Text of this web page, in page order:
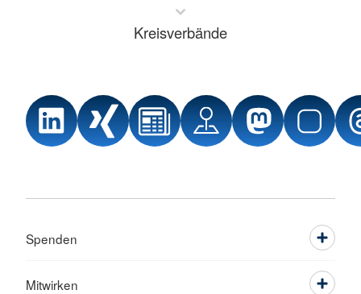
Kreisverbände
Spenden
Mitwirken